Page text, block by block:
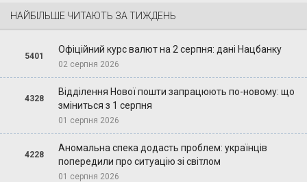
НАЙБІЛЬШЕ ЧИТАЮТЬ ЗА ТИЖДЕНЬ
5401
Офіційний курс валют на 2 серпня: дані Нацбанку
02 серпня 2026
4328
Відділення Нової пошти запрацюють по-новому: що
зміниться з 1 серпня
01 серпня 2026
4228
Аномальна спека додасть проблем: українців
попередили про ситуацію зі світлом
01 серпня 2026